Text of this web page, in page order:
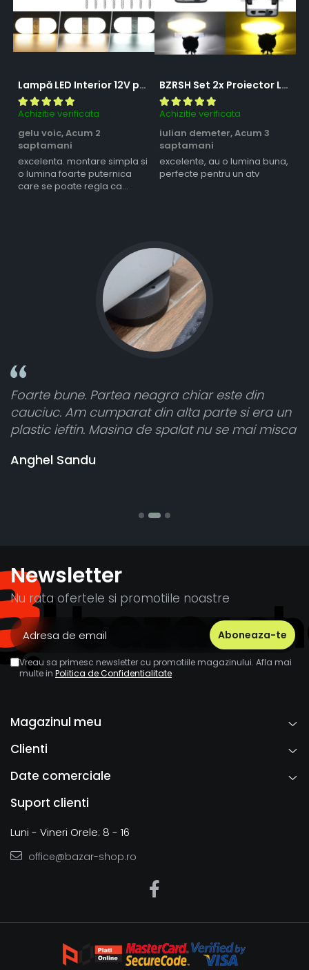
Lampă LED Interior 12V pentru Dubă, Camper și Rulotă - 180LED, 33 cm, 3 Temperaturii de Culoare, Intensitate Reglabilă, Iluminare Compartiment Marfă
Achizitie verificata
gelu voic,Acum 2
saptamani
excelenta. montare simpla si
o lumina foarte puternica
care se poate regla ca
BZRSH Set 2x Proiector LED Bufnita 50W Lupa 2 Faze Alb-Galben 12-24V Moto ATV
Achizitie verificata
iulian demeter,Acum 3
saptamani
excelente, au o lumina buna,
perfecte pentru un atv
un
misca
Toate sunt foarte luminoase și
atât de bine în curtea din spate. A primit
cele 8 bucati dar una nu a funcționat,
banii pentru 1 bucata, Multumesc
Newsletter
Nu rata ofertele si promotiile noastre
Vreau sa primesc newsletter cu promotiile magazinului. Afla mai
multe in Politica de Confidentialitate
Magazinul meu
Clienti
Date comerciale
Suport clienti
Luni - Vineri Orele: 8 - 16
office@bazar-shop.ro